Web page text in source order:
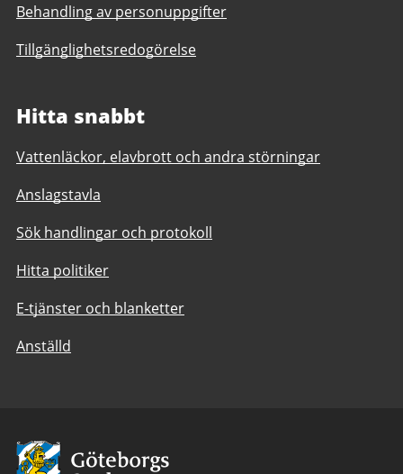
Behandling av personuppgifter
Tillgänglighetsredogörelse
Hitta snabbt
Vattenläckor, elavbrott och andra störningar
Anslagstavla
Sök handlingar och protokoll
Hitta politiker
E-tjänster och blanketter
Anställd
Avsändare: